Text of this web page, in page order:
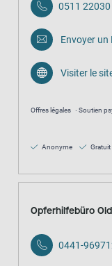
0511 22030
Envoyer un
Visiter le
Offres légales Soutien
Anonyme Gratuit
Opferhilfebüro
0441-